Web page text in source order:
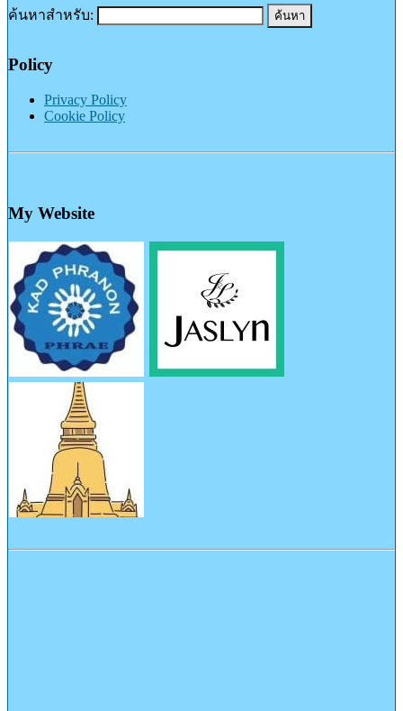
ค้นหาสำหรับ:
Policy
Privacy Policy
Cookie Policy
My Website